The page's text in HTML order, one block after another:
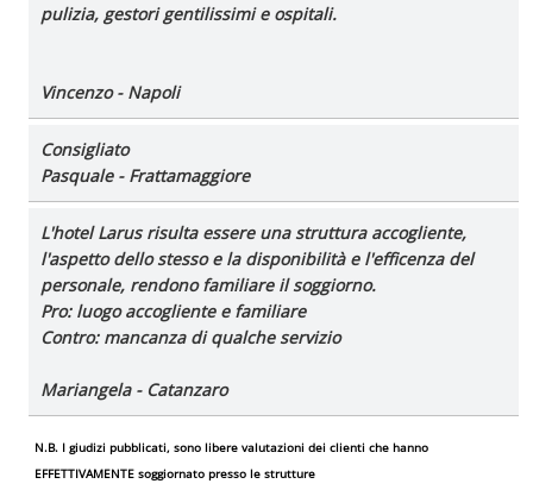
pulizia, gestori gentilissimi e ospitali.
Vincenzo - Napoli
Consigliato
Pasquale - Frattamaggiore
L'hotel Larus risulta essere una struttura accogliente,
l'aspetto dello stesso e la disponibilità e l'efficenza del
personale, rendono familiare il soggiorno.
Pro: luogo accogliente e familiare
Contro: mancanza di qualche servizio
Mariangela - Catanzaro
N.B. I giudizi pubblicati, sono libere valutazioni dei clienti che hanno
EFFETTIVAMENTE soggiornato presso le strutture